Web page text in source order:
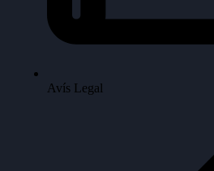
Avís Legal